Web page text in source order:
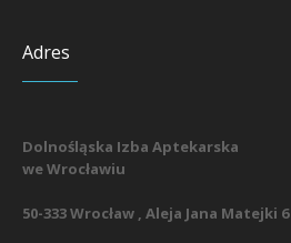
Adres
Dolnośląska Izba Aptekarska
we Wrocławiu
50-333 Wrocław , Aleja Jana Matejki 6